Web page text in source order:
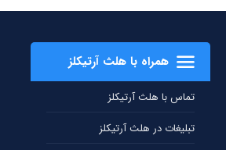
همراه با هلث آرتیکلز
تماس با هلث آرتیکلز
تبلیغات در هلث آرتیکلز